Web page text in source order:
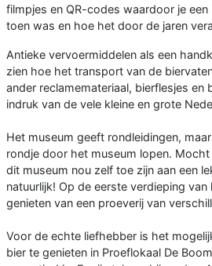
filmpjes en QR-codes waardoor je
toen was en hoe het door de jaren
Antieke vervoermiddelen als een
zien hoe het transport van de
ander reclamemateriaal, bierflesjes en
indruk van de vele kleine en grote
Het museum geeft rondleidingen,
rondje door het museum lopen. Mocht
dit museum nou zelf toe zijn aan een
natuurlijk! Op de eerste verdieping
genieten van een proeverij van
Voor de echte liefhebber is het
bier te genieten in Proeflokaal De